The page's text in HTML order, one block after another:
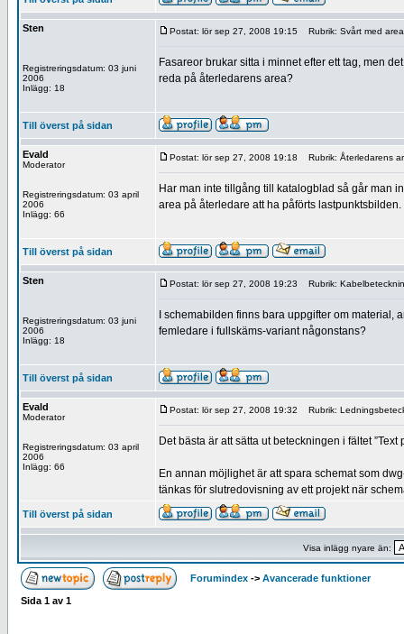
Sten
Registreringsdatum: 03 juni
2006
Inlägg: 18
Postat: lör sep 27, 2008 19:15 Rubrik: Svårt med
Fasareor brukar sitta i minnet efter ett tag, men
reda på återledarens area?
Till överst på sidan
Evald
Moderator
Registreringsdatum: 03 april
2006
Inlägg: 66
Postat: lör sep 27, 2008 19:18 Rubrik: Återledarens
Har man inte tillgång till katalogblad så går man
area på återledare att ha påförts
Till överst på sidan
Sten
Registreringsdatum: 03 juni
2006
Inlägg: 18
Postat: lör sep 27, 2008 19:23 Rubrik:
I schemabilden finns bara uppgifter om material,
femledare i fullskäms-variant någonstans?
Till överst på sidan
Evald
Moderator
Registreringsdatum: 03 april
2006
Inlägg: 66
Postat: lör sep 27, 2008 19:32 Rubrik:
Det bästa är att sätta ut beteckningen i fältet
En annan möjlighet är att spara schemat som
tänkas för slutredovisning av ett projekt när
Till överst på sidan
Visa inlägg nyare än:
Forumindex -> Avancerade funktioner
Sida 1 av 1